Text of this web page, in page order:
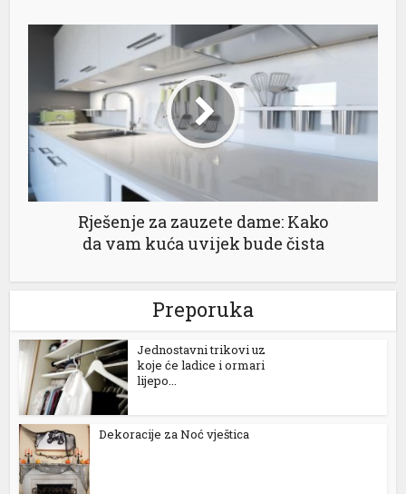
Rješenje za zauzete dame: Kako
da vam kuća uvijek bude čista
Preporuka
Jednostavni trikovi uz
koje će ladice i ormari
lijepo...
Dekoracije za Noć vještica